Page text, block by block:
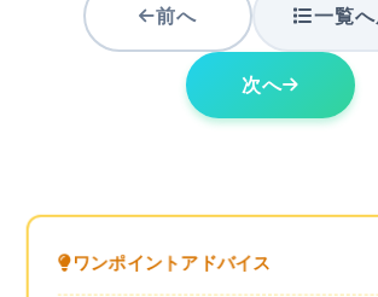
前へ 一覧
次へ
ワンポイントアドバイス